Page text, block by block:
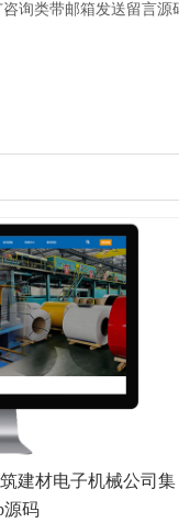
咨询类带邮箱发送留言
电子机械公司集